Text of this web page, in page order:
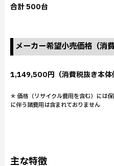
合計 500台
メーカー希望小売価格（消
1,149,500円（消費税抜き本体
＊ 価格（リサイクル費用を含む）には
に伴う諸費用は含まれておりません
主な特徴